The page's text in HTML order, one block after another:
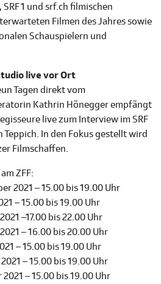
SRF 1 und srf.ch filmischen
Filmen des Jahres sowie
Schauspielern und
live vor Ort
Tagen direkt vom
Kathrin Hönegger empfängt
live zum Interview im SRF
In den Fokus gestellt wird
Filmschaffen.
ZFF:
2021 – 15.00 bis 19.00 Uhr
– 15.00 bis 19.00 Uhr
–17.00 bis 22.00 Uhr
– 16.00 bis 20.00 Uhr
– 15.00 bis 19.00 Uhr
– 15.00 bis 19.00 Uhr
– 15.00 bis 19.00 Uhr